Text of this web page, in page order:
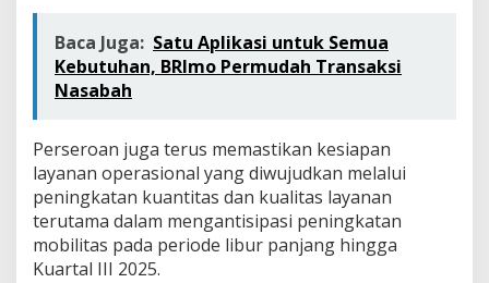
Baca Juga: Satu Aplikasi untuk Semua
Kebutuhan, BRImo Permudah Transaksi
Nasabah
Perseroan juga terus memastikan kesiapan
layanan operasional yang diwujudkan melalui
peningkatan kuantitas dan kualitas layanan
terutama dalam mengantisipasi peningkatan
mobilitas pada periode libur panjang hingga
Kuartal III 2025.